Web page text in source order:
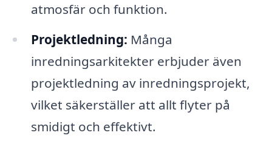
atmosfär och funktion.
Projektledning: Många
inredningsarkitekter erbjuder även
projektledning av inredningsprojekt,
vilket säkerställer att allt flyter på
smidigt och effektivt.